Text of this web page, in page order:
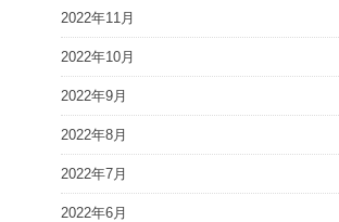
2022年11月
2022年10月
2022年9月
2022年8月
2022年7月
2022年6月